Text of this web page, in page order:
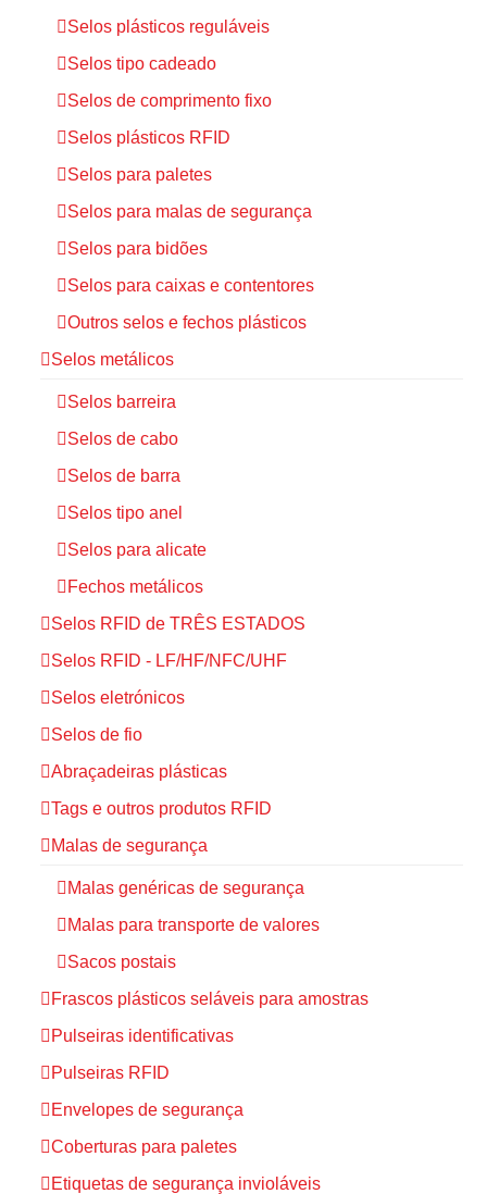
Selos plásticos reguláveis
Selos tipo cadeado
Selos de comprimento fixo
Selos plásticos RFID
Selos para paletes
Selos para malas de segurança
Selos para bidões
Selos para caixas e contentores
Outros selos e fechos plásticos
Selos metálicos
Selos barreira
Selos de cabo
Selos de barra
Selos tipo anel
Selos para alicate
Fechos metálicos
Selos RFID de TRÊS ESTADOS
Selos RFID - LF/HF/NFC/UHF
Selos eletrónicos
Selos de fio
Abraçadeiras plásticas
Tags e outros produtos RFID
Malas de segurança
Malas genéricas de segurança
Malas para transporte de valores
Sacos postais
Frascos plásticos seláveis para amostras
Pulseiras identificativas
Pulseiras RFID
Envelopes de segurança
Coberturas para paletes
Etiquetas de segurança invioláveis